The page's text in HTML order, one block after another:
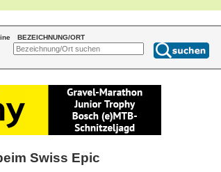
BEZEICHNUNG/ORT
Swiss Epic